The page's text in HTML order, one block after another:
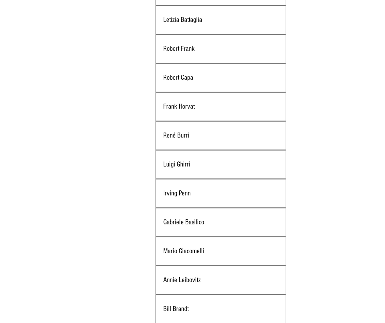
Letizia Battaglia
Robert Frank
Robert Capa
Frank Horvat
René Burri
Luigi Ghirri
Irving Penn
Gabriele Basilico
Mario Giacomelli
Annie Leibovitz
Bill Brandt